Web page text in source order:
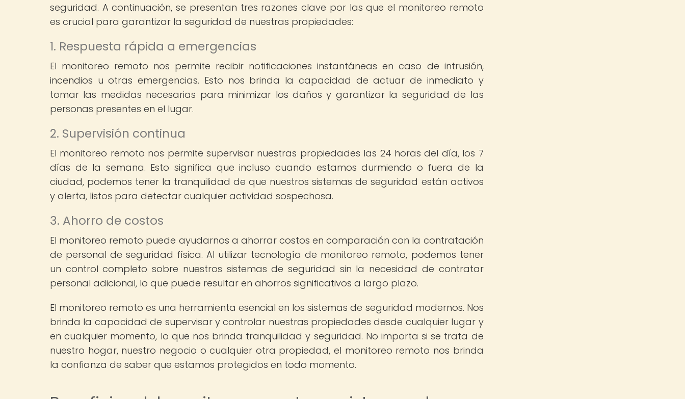
seguridad. A continuación, se presentan tres razones clave por las que el monitoreo remoto
es crucial para garantizar la seguridad de nuestras propiedades:
1. Respuesta rápida a emergencias
El monitoreo remoto nos permite recibir notificaciones instantáneas en caso de intrusión,
incendios u otras emergencias. Esto nos brinda la capacidad de actuar de inmediato y
tomar las medidas necesarias para minimizar los daños y garantizar la seguridad de las
personas presentes en el lugar.
2. Supervisión continua
El monitoreo remoto nos permite supervisar nuestras propiedades las 24 horas del día, los 7
días de la semana. Esto significa que incluso cuando estamos durmiendo o fuera de la
ciudad, podemos tener la tranquilidad de que nuestros sistemas de seguridad están activos
y alerta, listos para detectar cualquier actividad sospechosa.
3. Ahorro de costos
El monitoreo remoto puede ayudarnos a ahorrar costos en comparación con la contratación
de personal de seguridad física. Al utilizar tecnología de monitoreo remoto, podemos tener
un control completo sobre nuestros sistemas de seguridad sin la necesidad de contratar
personal adicional, lo que puede resultar en ahorros significativos a largo plazo.
El monitoreo remoto es una herramienta esencial en los sistemas de seguridad modernos. Nos
brinda la capacidad de supervisar y controlar nuestras propiedades desde cualquier lugar y
en cualquier momento, lo que nos brinda tranquilidad y seguridad. No importa si se trata de
nuestro hogar, nuestro negocio o cualquier otra propiedad, el monitoreo remoto nos brinda
la confianza de saber que estamos protegidos en todo momento.